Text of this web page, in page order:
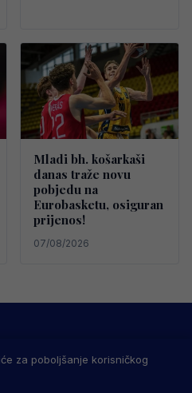
Mladi bh. košarkaši
danas traže novu
pobjedu na
Eurobasketu, osiguran
prijenos!
07/08/2026
USLOVI KORIŠTENJA
zadržana.
za poboljšanje korisničkog